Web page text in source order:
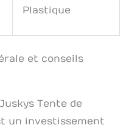
Plastique
et conseils
Tente de
un investissement